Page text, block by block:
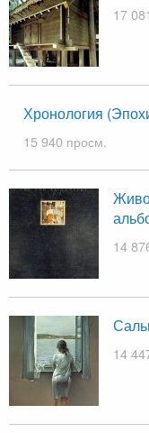
17
Хронология
15 940 просм.
14
14